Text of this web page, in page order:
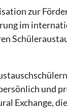
zur
im
und
Exchange,